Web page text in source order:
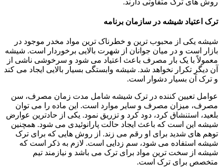
ترک اعتیاد شیشه در سازمان برنامه
شیشه یکی از محبوب ترین و خطرناک ترین مواد مخدر موجود در
بازار است و در میان جوانان از شهرت بالایی برخوردار است. شیشه
معمولاً با یک بار مصرف باعث اعتیاد می شود و سرخوشی ناشی از
آن دیگر تکرار نخواهد شد. شیشه وابستگی بسیار بالایی ایجاد می کند
و ترک آن بسیار دشوار است.
عوامل تعیین کننده در ترک شیشه شامل مدت زمان مصرف، سن
مصرف، میزان مصرف و سایر موارد است. این ماده را می توان
بلعید، استنشاق کرد، دود کرد و تزریق نمود. یکی از حادترین عوارض
شیشه این است که باعث ایجاد حالت پارانوئیدی می شود. همچنین
توهم های شدید برای او رقم می زند. از روش هایی که برای ترک
شیشه استفاده می شود، سم زدایی است. لازم به ذکر است که
شیشه از سخت ترین مواد برای ترک می باشد و نیازمند تیم
متخصص برای ترک است.